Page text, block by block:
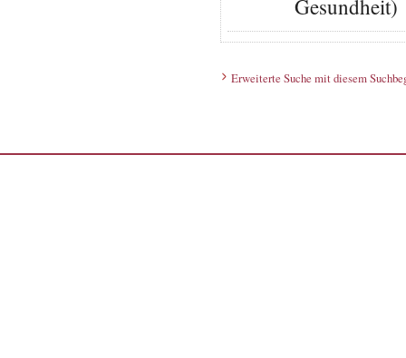
Gesundheit)
Erweiterte Suche mit diesem